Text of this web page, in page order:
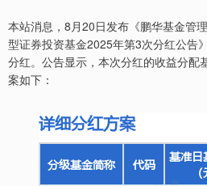
本站消息，8月20日发布《鹏华基金管
型证券投资基金2025年第3次分红公告
分红。公告显示，本次分红的收益分配
案如下：